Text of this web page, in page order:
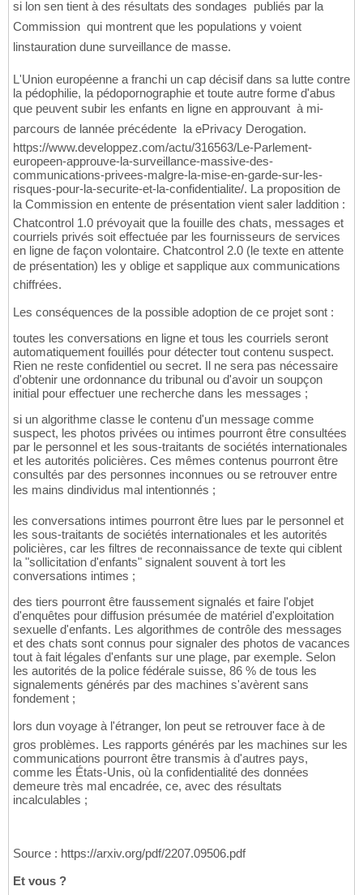
si lon sen tient à des résultats des sondages  publiés par la
Commission  qui montrent que les populations y voient
linstauration dune surveillance de masse.
L'Union européenne a franchi un cap décisif dans sa lutte contre
la pédophilie, la pédopornographie et toute autre forme d'abus
que peuvent subir les enfants en ligne en approuvant  à mi-
parcours de lannée précédente  la ePrivacy Derogation.
https://www.developpez.com/actu/316563/Le-Parlement-
europeen-approuve-la-surveillance-massive-des-
communications-privees-malgre-la-mise-en-garde-sur-les-
risques-pour-la-securite-et-la-confidentialite/. La proposition de
la Commission en entente de présentation vient saler laddition :
Chatcontrol 1.0 prévoyait que la fouille des chats, messages et
courriels privés soit effectuée par les fournisseurs de services
en ligne de façon volontaire. Chatcontrol 2.0 (le texte en attente
de présentation) les y oblige et sapplique aux communications
chiffrées.
Les conséquences de la possible adoption de ce projet sont :
toutes les conversations en ligne et tous les courriels seront
automatiquement fouillés pour détecter tout contenu suspect.
Rien ne reste confidentiel ou secret. Il ne sera pas nécessaire
d'obtenir une ordonnance du tribunal ou d'avoir un soupçon
initial pour effectuer une recherche dans les messages ;
si un algorithme classe le contenu d'un message comme
suspect, les photos privées ou intimes pourront être consultées
par le personnel et les sous-traitants de sociétés internationales
et les autorités policières. Ces mêmes contenus pourront être
consultés par des personnes inconnues ou se retrouver entre
les mains dindividus mal intentionnés ;
les conversations intimes pourront être lues par le personnel et
les sous-traitants de sociétés internationales et les autorités
policières, car les filtres de reconnaissance de texte qui ciblent
la "sollicitation d'enfants" signalent souvent à tort les
conversations intimes ;
des tiers pourront être faussement signalés et faire l'objet
d'enquêtes pour diffusion présumée de matériel d'exploitation
sexuelle d'enfants. Les algorithmes de contrôle des messages
et des chats sont connus pour signaler des photos de vacances
tout à fait légales d'enfants sur une plage, par exemple. Selon
les autorités de la police fédérale suisse, 86 % de tous les
signalements générés par des machines s'avèrent sans
fondement ;
lors dun voyage à l'étranger, lon peut se retrouver face à de
gros problèmes. Les rapports générés par les machines sur les
communications pourront être transmis à d'autres pays,
comme les États-Unis, où la confidentialité des données
demeure très mal encadrée, ce, avec des résultats
incalculables ;
Source : https://arxiv.org/pdf/2207.09506.pdf
Et vous ?